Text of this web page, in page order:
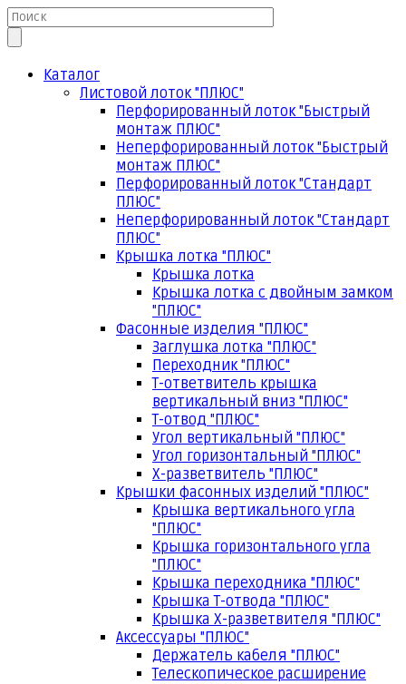
Каталог
Листовой лоток "ПЛЮС"
Перфорированный лоток "Быстрый
монтаж ПЛЮС"
Неперфорированный лоток "Быстрый
монтаж ПЛЮС"
Перфорированный лоток "Стандарт
ПЛЮС"
Неперфорированный лоток "Стандарт
ПЛЮС"
Крышка лотка "ПЛЮС"
Крышка лотка
Крышка лотка с двойным замком
"ПЛЮС"
Фасонные изделия "ПЛЮС"
Заглушка лотка "ПЛЮС"
Переходник "ПЛЮС"
Т-ответвитель крышка
вертикальный вниз "ПЛЮС"
Т-отвод "ПЛЮС"
Угол вертикальный "ПЛЮС"
Угол горизонтальный "ПЛЮС"
Х-разветвитель "ПЛЮС"
Крышки фасонных изделий "ПЛЮС"
Крышка вертикального угла
"ПЛЮС"
Крышка горизонтального угла
"ПЛЮС"
Крышка переходника "ПЛЮС"
Крышка Т-отвода "ПЛЮС"
Крышка Х-разветвителя "ПЛЮС"
Аксессуары "ПЛЮС"
Держатель кабеля "ПЛЮС"
Телескопическое расширение